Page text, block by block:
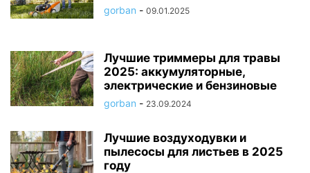
gorban - 09.01.2025
Лучшие триммеры для травы
2025: аккумуляторные,
электрические и бензиновые
gorban - 23.09.2024
Лучшие воздуходувки и
пылесосы для листьев в 2025
году